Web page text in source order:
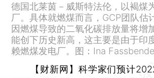
德国北莱茵－威斯特法伦，以褐煤
厂。具体就燃煤而言，GCP团队估
因燃煤导致的二氧化碳排放量将增
能创下历史新高，这主要是由于印
赖燃煤发电厂。图：Ina
【财新网】 科学家们预计